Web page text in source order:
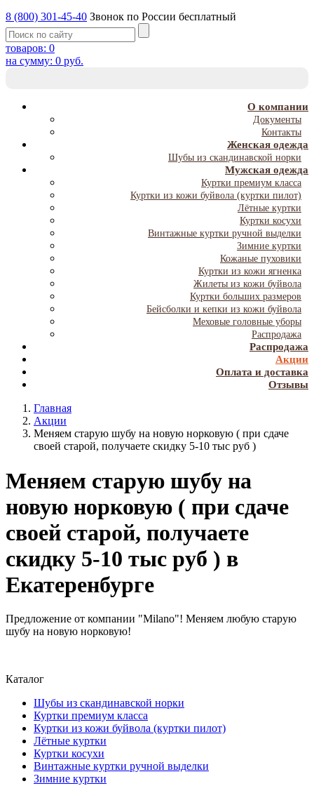
8 (800) 301-45-40 Звонок по России бесплатный
товаров: 0
на сумму: 0 руб.
О компании
Документы
Контакты
Женская одежда
Шубы из скандинавской норки
Мужская одежда
Куртки премиум класса
Куртки из кожи буйвола (куртки пилот)
Лётные куртки
Куртки косухи
Винтажные куртки ручной выделки
Зимние куртки
Кожаные пуховики
Куртки из кожи ягненка
Жилеты из кожи буйвола
Куртки больших размеров
Бейсболки и кепки из кожи буйвола
Меховые головные уборы
Распродажа
Распродажа
Акции
Оплата и доставка
Отзывы
Главная
Акции
Меняем старую шубу на новую норковую ( при сдаче
своей старой, получаете скидку 5-10 тыс руб )
Меняем старую шубу на
новую норковую ( при сдаче
своей старой, получаете
скидку 5-10 тыс руб ) в
Екатеренбурге
Предложение от компании "Milano"! Меняем любую старую
шубу на новую норковую!
Каталог
Шубы из скандинавской норки
Куртки премиум класса
Куртки из кожи буйвола (куртки пилот)
Лётные куртки
Куртки косухи
Винтажные куртки ручной выделки
Зимние куртки